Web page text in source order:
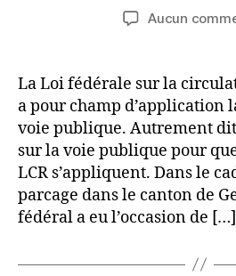
Aucun
La Loi fédérale sur la
a pour champ d’application
voie publique. Autrement
sur la voie publique pour
LCR s’appliquent. Dans le
parcage dans le canton de
fédéral a eu l’occasion de […]